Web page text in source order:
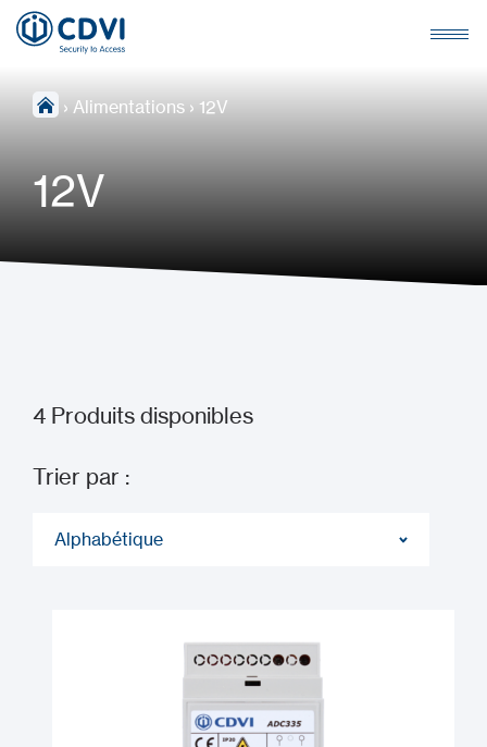
› Alimentations › 12V
12V
4 Produits disponibles
Trier par :
Alphabétique